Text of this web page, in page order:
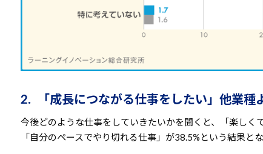
2. 「成長につながる仕事をしたい」他業種
今後どのような仕事をしていきたいかを聞くと、「楽しく
「自分のペースでやり切れる仕事」が38.5%という結果とな